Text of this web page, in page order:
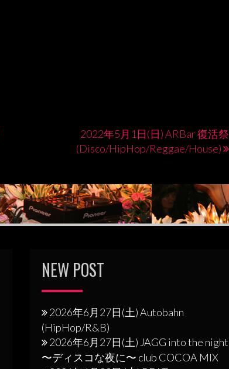
2022年5月1日(日) ARBar 復活祭
(Disco/HipHop/Reggae/House)
NEW POST
2026年6月27日(土) Autobahn
(HipHop/R&B)
2026年6月27日(土) JAGG into the night
〜ディスコな夜に〜 club COCOA MIX